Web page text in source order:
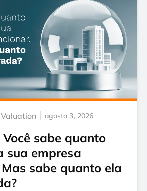
Valuation agosto 3, 2026
sabe quanto
sua empresa
sabe quanto ela